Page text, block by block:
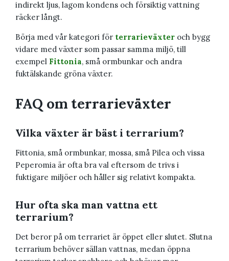
indirekt ljus, lagom kondens och försiktig vattning
räcker långt.
Börja med vår kategori för terrarieväxter och bygg
vidare med växter som passar samma miljö, till
exempel Fittonia, små ormbunkar och andra
fuktälskande gröna växter.
FAQ om terrarieväxter
Vilka växter är bäst i terrarium?
Fittonia, små ormbunkar, mossa, små Pilea och vissa
Peperomia är ofta bra val eftersom de trivs i
fuktigare miljöer och håller sig relativt kompakta.
Hur ofta ska man vattna ett
terrarium?
Det beror på om terrariet är öppet eller slutet. Slutna
terrarium behöver sällan vattnas, medan öppna